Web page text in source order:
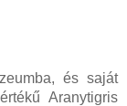
és saját
Aranytigris